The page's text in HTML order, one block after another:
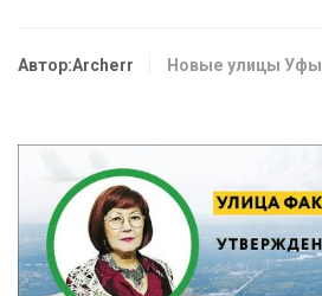
Автор:Archerr Новые улицы Уфы